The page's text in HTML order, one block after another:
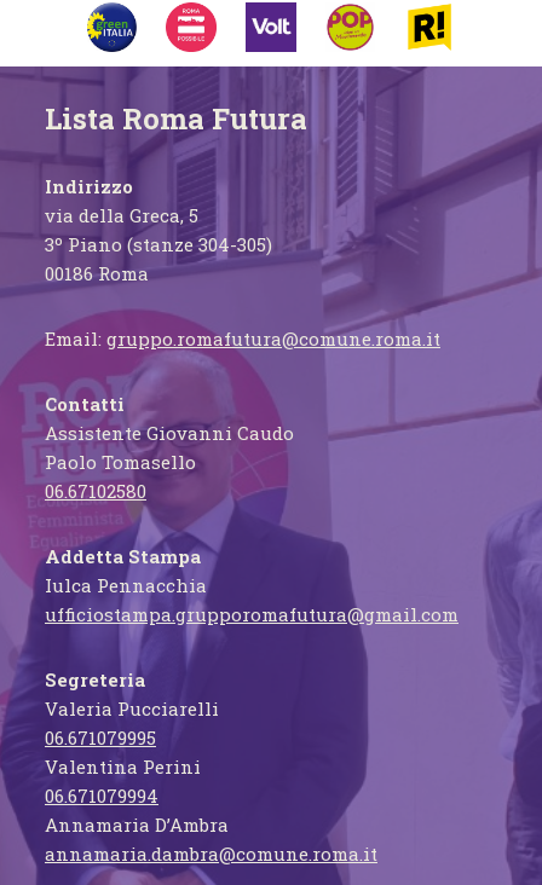
Lista Roma Futura
Indirizzo
via della Greca, 5
3º Piano (stanze 304-305)
00186 Roma
Email: gruppo.romafutura@comune.roma.it
Contatti
Assistente Giovanni Caudo
Paolo Tomasello
06.67102580
Addetta Stampa
Iulca Pennacchia
ufficiostampa.grupporomafutura@gmail.com
Segreteria
Valeria Pucciarelli
06.671079995
Valentina Perini
06.671079994
Annamaria D’Ambra
annamaria.dambra@comune.roma.it